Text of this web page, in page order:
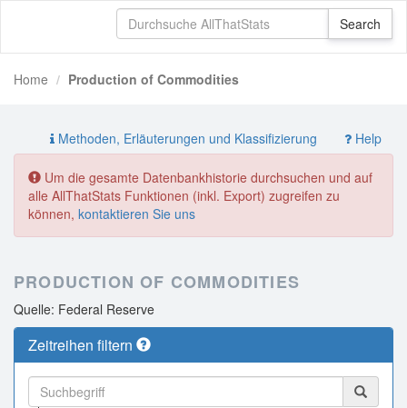
Home Production of Commodities
Methoden, Erläuterungen und Klassifizierung Help
Um die gesamte Datenbankhistorie durchsuchen und auf
alle AllThatStats Funktionen (inkl. Export) zugreifen zu
können, kontaktieren Sie uns
PRODUCTION OF COMMODITIES
Quelle: Federal Reserve
Zeitreihen filtern